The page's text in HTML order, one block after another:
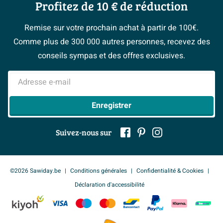
apparence raffinée, ce miroir est un symbole de
Caractéristiques :
Dimensions : 60x60x2.5cm
Forme carrée avec coins arrondis
Design élégant et fonctionnel
Garantie & réclamations
Politique d’avis
> Service client
Les bons tuyaux
Espace bricolage
> Espace Conseil
Magazine
#Mysawiday
> Inspiration salle de bains
Qui est Sawiday ?
Postes vacants
Espace Pro
BeCommerce
> Tout sur nos showrooms
Profitez de 10 € de réduction
Remise sur votre prochain achat à partir de 100€.
Comme plus de 300 000 autres personnes, recevez des
conseils sympas et des offres exclusives.
Adresse e-mail
Enregistrer
Suivez-nous sur
©2026 Sawiday.be Conditions générales
Confidentialité & Cookies
Déclaration d'accessibilité